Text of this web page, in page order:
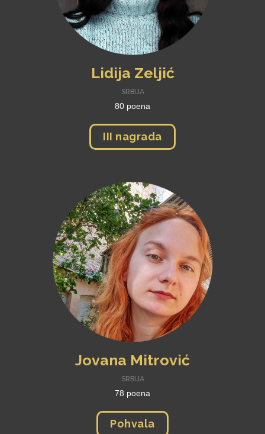
Lidija Zeljić
SRBIJA
80 poena
III nagrada
Jovana Mitrović
SRBIJA
78 poena
Pohvala